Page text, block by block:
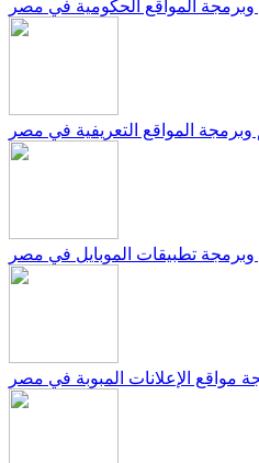
المواقع الحكومية في مصر
المواقع التعريفية في مصر
تطبيقات الموبايل في مصر
الإعلانات المبوبة في مصر